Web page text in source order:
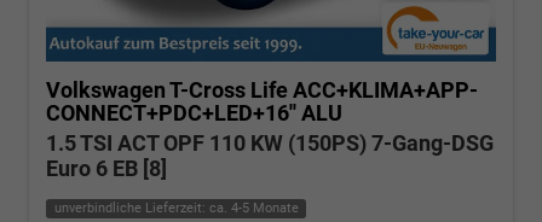
Volkswagen T-Cross Life ACC+KLIMA+APP-
CONNECT+PDC+LED+16'' ALU
1.5 TSI ACT OPF 110 KW (150PS) 7-Gang-DSG
Euro 6 EB [8]
unverbindliche Lieferzeit: ca. 4-5 Monate